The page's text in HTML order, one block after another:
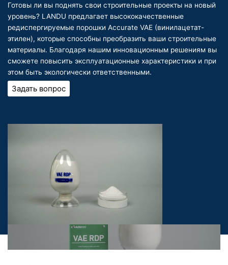
Готовы ли вы поднять свои строительные проекты на новый
уровень? LANDU предлагает высококачественные
редиспергируемые порошки Accurate VAE (винилацетат-
этилен), которые способны преобразить ваши строительные
материалы. Благодаря нашим инновационным решениям вы
сможете повысить эксплуатационные характеристики и при
этом быть экологически ответственными.
Задать вопрос